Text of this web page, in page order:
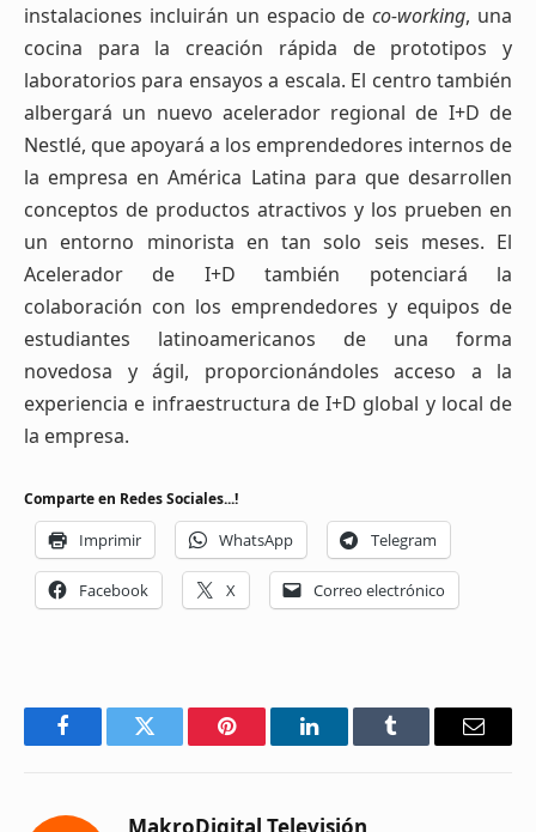
instalaciones incluirán un espacio deco-working, una
cocina para la creación rápida de prototipos y
laboratorios para ensayos a escala. El centro también
albergará un nuevo acelerador regional de I+D de
Nestlé, que apoyará a los emprendedores internos de
la empresa en América Latina para que desarrollen
conceptos de productos atractivos y los prueben en
un entorno minorista en tan solo seis meses. El
Acelerador de I+D también potenciará la
colaboración con los emprendedores y equipos de
estudiantes latinoamericanos de una forma
novedosa y ágil, proporcionándoles acceso a la
experiencia e infraestructura de I+D global y local de
la empresa.
Comparte en Redes Sociales...!
Imprimir WhatsApp Telegram
Facebook X Correo electrónico
FacebookTwitter Pinterest LinkedInTumblr Email